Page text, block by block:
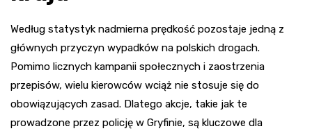
Według statystyk nadmierna prędkość pozostaje jedną z
głównych przyczyn wypadków na polskich drogach.
Pomimo licznych kampanii społecznych i zaostrzenia
przepisów, wielu kierowców wciąż nie stosuje się do
obowiązujących zasad. Dlatego akcje, takie jak te
prowadzone przez policję w Gryfinie, są kluczowe dla